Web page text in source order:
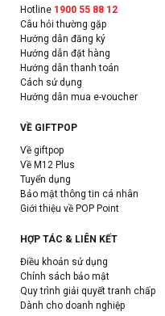
Hotline 1900 55 88 12
Câu hỏi thường gặp
Hướng dẫn đăng ký
Hướng dẫn đặt hàng
Hướng dẫn thanh toán
Cách sử dụng
Hướng dẫn mua e-voucher
VỀ GIFTPOP
Về giftpop
Về M12 Plus
Tuyển dụng
Bảo mật thông tin cá nhân
Giới thiệu về POP Point
HỢP TÁC & LIÊN KẾT
Điều khoản sử dụng
Chính sách bảo mật
Quy trình giải quyết tranh chấp
Dành cho doanh nghiệp